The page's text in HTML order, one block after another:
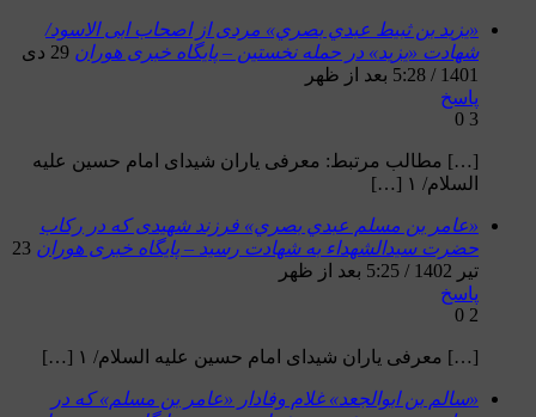
«يزيد بن ثبيط عبدي بصري» مردی از اصحاب ابی الاسود/
شهادت «یزید» در حمله نخستین – پایگاه خبری هوران
29 دی
1401 / 5:28 بعد از ظهر
پاسخ
3
0
[…] مطالب مرتبط: معرفی یاران شیدای امام حسین علیه
السلام/ ۱ […]
«عامر بن مسلم عبدي بصري» فرزند شهیدی که در رکاب
حضرت سیدالشهداء به شهادت رسید – پایگاه خبری هوران 23
تیر 1402 / 5:25 بعد از ظهر
پاسخ
2
0
[…] معرفی یاران شیدای امام حسین علیه السلام/ ۱ […]
«سالم بن ابوالجعد» غلام وفادار «عامر بن مسلم» که در